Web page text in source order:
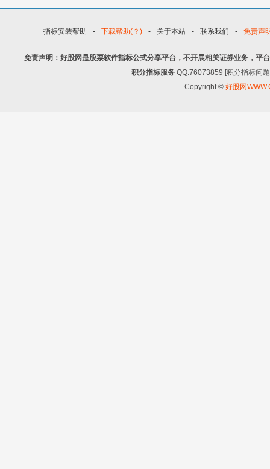
指标安装帮助 - 下载帮助(？) - 关于本站 - 联系我们 - 免责声
免责声明：好股网是股票软件指标公式分享平台，不开展相关证券业务，平
积分指标服务 QQ:76073859 [积分指标问
Copyright © 好股网